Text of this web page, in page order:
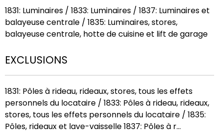
1831: Luminaires / 1833: Luminaires / 1837: Luminaires et
balayeuse centrale / 1835: Luminaires, stores,
balayeuse centrale, hotte de cuisine et lift de garage
EXCLUSIONS
1831: Pôles à rideau, rideaux, stores, tous les effets
personnels du locataire / 1833: Pôles à rideau, rideaux,
stores, tous les effets personnels du locataire / 1835:
Pôles, rideaux et lave-vaisselle 1837: Pôles à r...